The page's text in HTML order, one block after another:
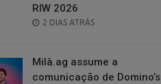
RIW 2026
POSTED
2 DIAS ATRÁS
Milà.ag assume a
comunicação de Domino’s